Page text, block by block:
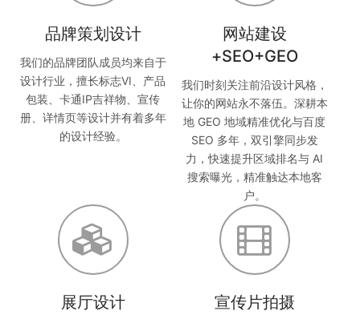
品牌策划设计
我们的品牌团队成员均来自于
设计行业，擅长标志VI、产品
包装、卡通IP吉祥物、宣传
册、详情页等设计并有着多年
的设计经验。
网站建设
+SEO+GEO
我们时刻关注前沿设计风格，
让你的网站永不落伍。深耕本
地 GEO 地域精准优化与百度
SEO 多年，双引擎同步发
力，快速提升区域排名与 AI
搜索曝光，精准触达本地客
户。
展厅设计 宣传片拍摄